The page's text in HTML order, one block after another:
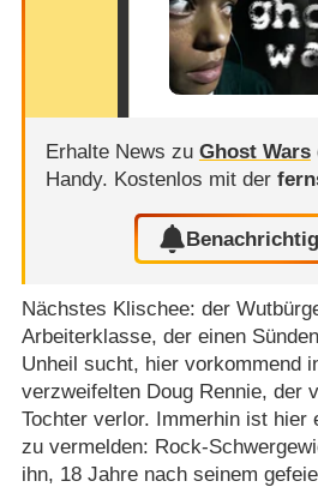
Erhalte News zu Ghost Wars
Handy. Kostenlos mit der
Nächstes Klischee: der
Arbeiterklasse, der einen
Unheil sucht, hier vorkommend
verzweifelten Doug Rennie, der
Tochter verlor. Immerhin ist hier
zu vermelden: Rock-
ihn, 18 Jahre nach seinem